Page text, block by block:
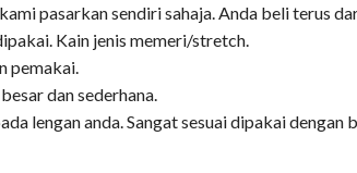
pasarkan sendiri sahaja. Anda beli terus
Kain jenis memeri/stretch.
pemakai.
dan sederhana.
lengan anda. Sangat sesuai dipakai dengan